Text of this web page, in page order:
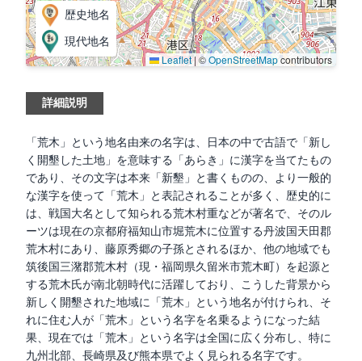
歴史地名
現代地名
Leaflet| ©OpenStreetMapcontributors
詳細説明
「荒木」という地名由来の名字は、日本の中で古語で「新し
く開墾した土地」を意味する「あらき」に漢字を当てたもの
であり、その文字は本来「新墾」と書くものの、より一般的
な漢字を使って「荒木」と表記されることが多く、歴史的に
は、戦国大名として知られる荒木村重などが著名で、そのル
ーツは現在の京都府福知山市堀荒木に位置する丹波国天田郡
荒木村にあり、藤原秀郷の子孫とされるほか、他の地域でも
筑後国三潴郡荒木村（現・福岡県久留米市荒木町）を起源と
する荒木氏が南北朝時代に活躍しており、こうした背景から
新しく開墾された地域に「荒木」という地名が付けられ、そ
れに住む人が「荒木」という名字を名乗るようになった結
果、現在では「荒木」という名字は全国に広く分布し、特に
九州北部、長崎県及び熊本県でよく見られる名字です。